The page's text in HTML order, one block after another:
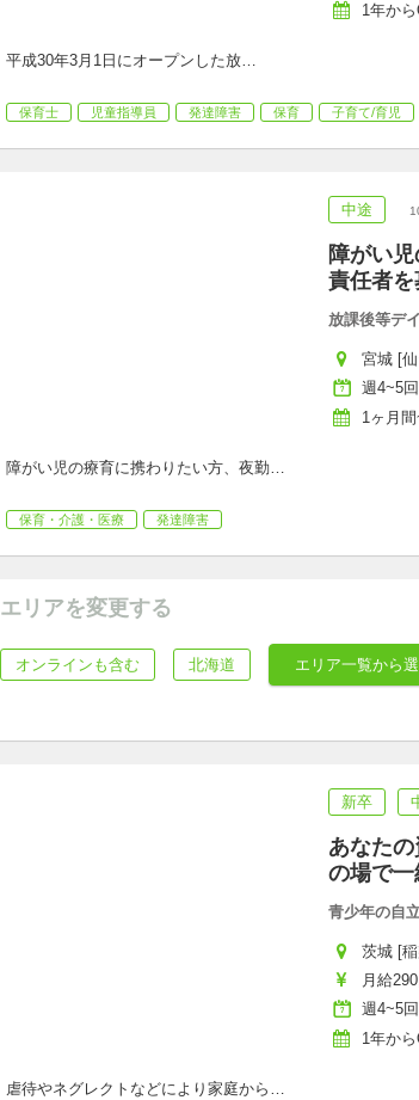
1年か
平成30年3月1日にオープンした放…
保育士 児童指導員 発達障害 保育 子育て/育児
中途
障がい
責任者を
放課後等デ
宮城 [
週4~5回
1ヶ月
障がい児の療育に携わりたい方、夜勤…
保育・介護・医療 発達障害
エリアを変更する
オンラインも含む 北海道 エリア一覧から
新卒
あなた
の場で一
青少年の自
茨城 [
月給
週4~5回
1年か
虐待やネグレクトなどにより家庭から …